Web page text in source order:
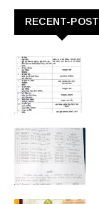
RECENT-POST